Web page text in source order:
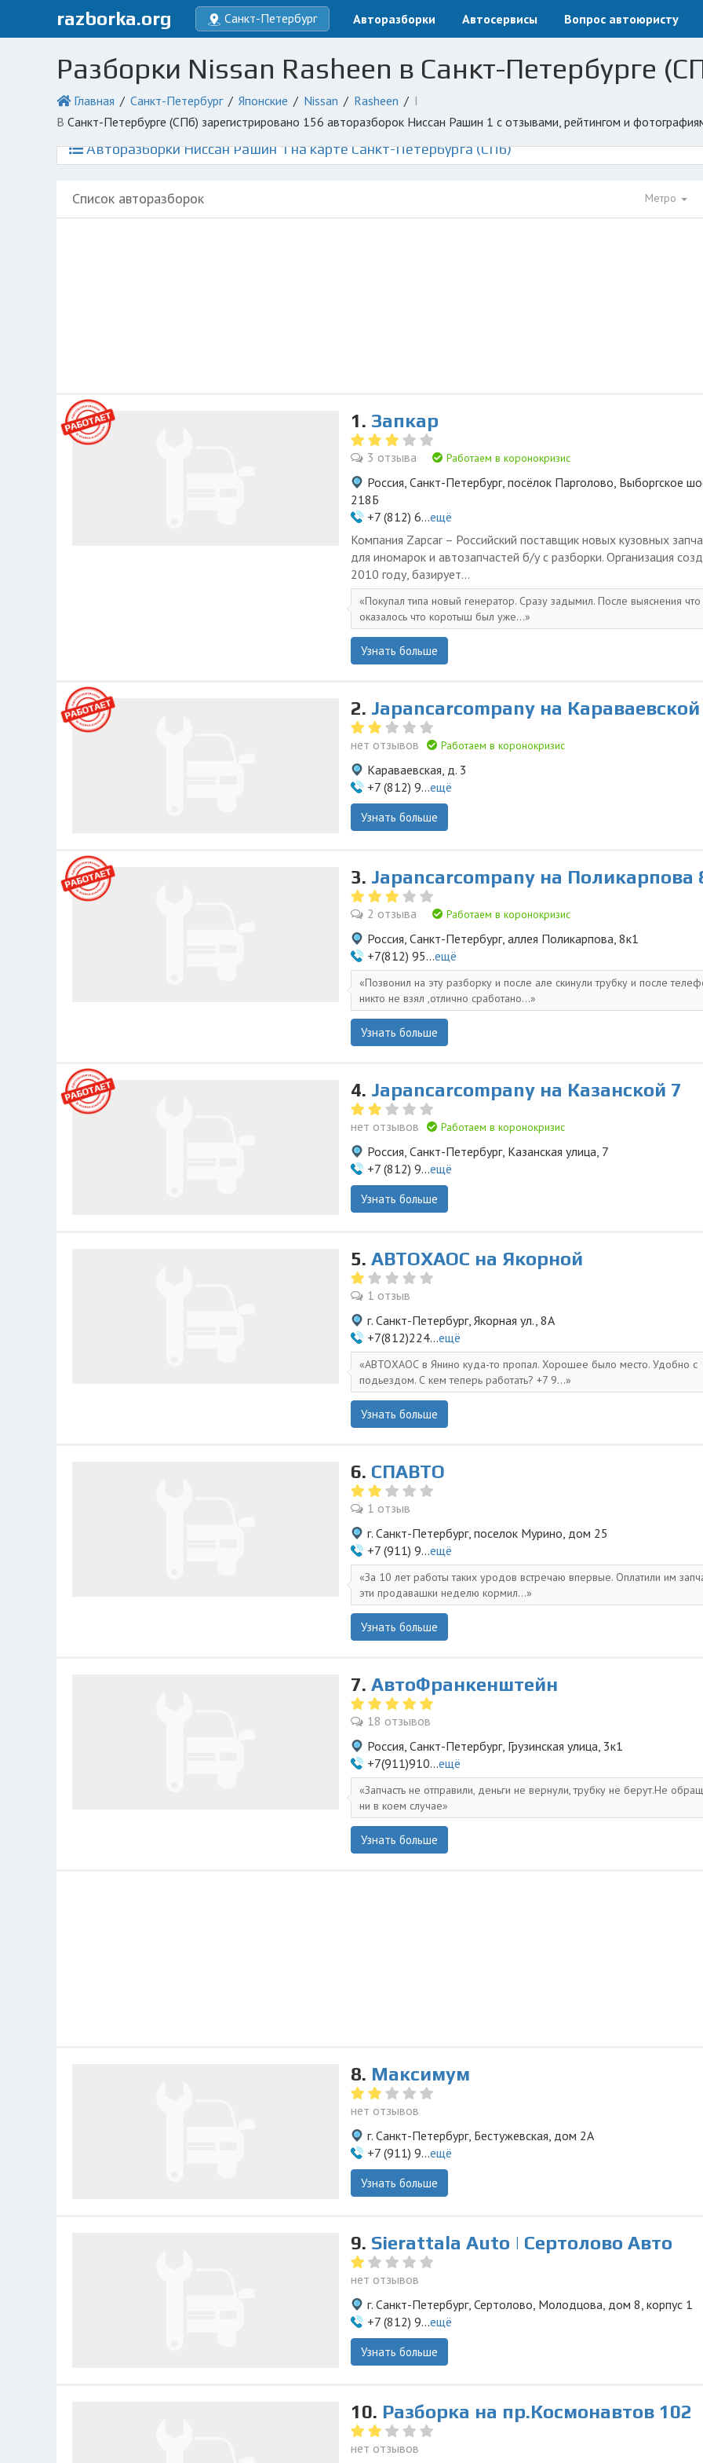
razborka.org Санкт-Петербург Авторазборки Автосервисы Вопрос автоюристу
Разборки Nissan Rasheen в Санкт-Петербурге
Главная Санкт-Петербург Японские Nissan Rasheen
I
в Санкт-Петербурге (СПб) зарегистрировано 156 авторазборок Ниссан Рашин 1 с отзывами, рейтингом и
Авторазборки Ниссан Рашин 1 на карте Санкт-Петербурга (СПб)
Список авторазборок Метро
1. Запкар
3 отзыва Работаем в коронокризис
Россия, Санкт-Петербург, посёлок Парголово, Выборгское
218Б
+7 (812) 6...ещё
Компания Zapcar – Российский поставщик новых кузовных
для иномарок и автозапчастей б/у с разборки. Организация
2010 году, базирует...
Покупал типа новый генератор. Сразу задымил. После выяснения что
оказалось что коротыш был уже...
Узнать больше
2. Japancarcompany на Караваевской
нет отзывов Работаем в коронокризис
Караваевская, д. 3
+7 (812) 9...ещё
Узнать больше
3. Japancarcompany на Поликарпова
2 отзыва Работаем в коронокризис
Россия, Санкт-Петербург, аллея Поликарпова, 8к1
+7(812) 95...ещё
Позвонил на эту разборку и после але скинули трубку и после
никто не взял ,отлично сработано...
Узнать больше
4. Japancarcompany на Казанской 7
нет отзывов Работаем в коронокризис
Россия, Санкт-Петербург, Казанская улица, 7
+7 (812) 9...ещё
Узнать больше
5. АВТОХАОС на Якорной
1 отзыв
г. Санкт-Петербург, Якорная ул., 8А
+7(812)224...ещё
АВТОХАОС в Янино куда-то пропал. Хорошее было место. Удобно с
подьездом. С кем теперь работать? +7 9...
Узнать больше
6. СПАВТО
1 отзыв
г. Санкт-Петербург, поселок Мурино, дом 25
+7 (911) 9...ещё
За 10 лет работы таких уродов встречаю впервые. Оплатили им
эти продавашки неделю кормил...
Узнать больше
7. АвтоФранкенштейн
18 отзывов
Россия, Санкт-Петербург, Грузинская улица, 3к1
+7(911)910...ещё
Запчасть не отправили, деньги не вернули, трубку не берут.Не
ни в коем случае
Узнать больше
8. Максимум
нет отзывов
г. Санкт-Петербург, Бестужевская, дом 2А
+7 (911) 9...ещё
Узнать больше
9. Sierattala Auto | Сертолово Авто
нет отзывов
г. Санкт-Петербург, Сертолово, Молодцова, дом 8, корпус 1
+7 (812) 9...ещё
Узнать больше
10. Разборка на пр.Космонавтов 102
нет отзывов